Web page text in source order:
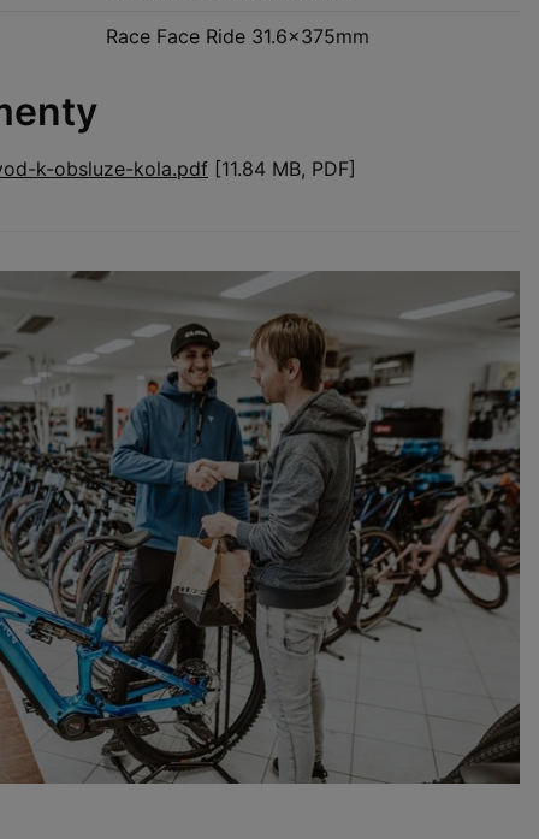
Race Face Ride 31.6x375mm
k-obsluze-kola.pdf [11.84 MB, PDF]